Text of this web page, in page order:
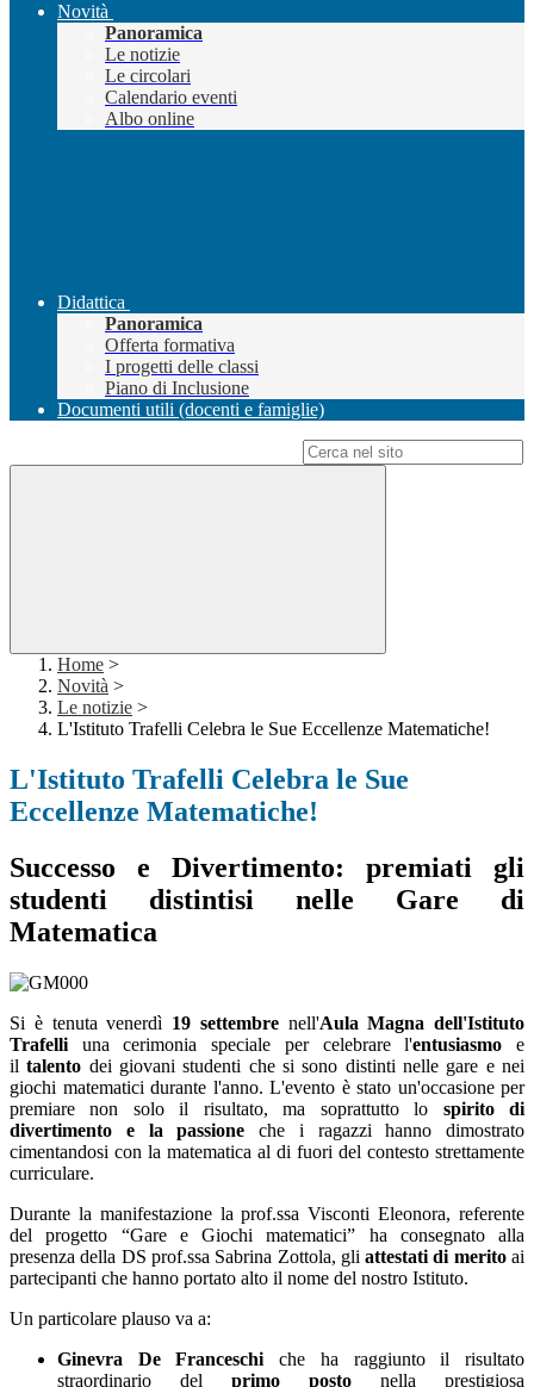
Novità
Panoramica
Le notizie
Le circolari
Calendario eventi
Albo online
Didattica
Panoramica
Offerta formativa
I progetti delle classi
Piano di Inclusione
Documenti utili (docenti e famiglie)
Home >
Novità >
Le notizie >
L'Istituto Trafelli Celebra le Sue Eccellenze Matematiche!
L'Istituto Trafelli Celebra le Sue
Eccellenze Matematiche!
Successo e Divertimento: premiati gli
studenti distintisi nelle Gare di
Matematica
Si è tenuta venerdì 19 settembrenell'Aula Magna dell'Istituto
Trafelli una cerimonia speciale per celebrare l'entusiasmo e
iltalento dei giovani studenti che si sono distinti nelle gare e nei
giochi matematici durante l'anno. L'evento è stato un'occasione per
premiare non solo il risultato, ma soprattutto lo spirito di
divertimento e la passione che i ragazzi hanno dimostrato
cimentandosi con la matematica al di fuori del contesto strettamente
curriculare.
​Durante la manifestazionela prof.ssa Visconti Eleonora, referente
del progetto “Gare e Giochi matematici” ha consegnato alla
presenza della DS prof.ssa Sabrina Zottola, gliattestati di meritoai
partecipanti che hanno portato alto il nome del nostro Istituto.
Un particolare plauso va a:
Ginevra De Franceschi che ha raggiunto il risultato
straordinario del primo posto nella prestigiosa